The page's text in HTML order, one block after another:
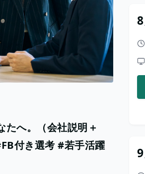
へ。（会社説明＋
付き選考 #若手活躍
8
9